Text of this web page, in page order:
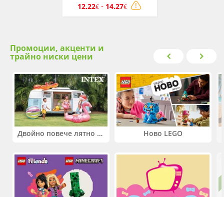
12.22€ - 14.27€
Промоции, акценти и
трайно ниски цени
Двойно повече лятно забавление! Купи 2 продукта INTEX и вземи -33% Ново LEGO